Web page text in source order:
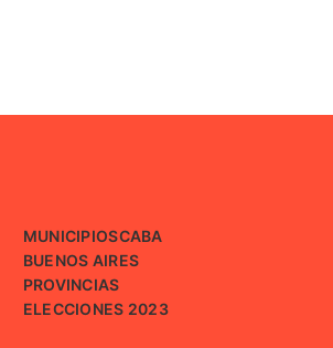
MUNICIPIOSCABA
BUENOS AIRES
PROVINCIAS
ELECCIONES 2023